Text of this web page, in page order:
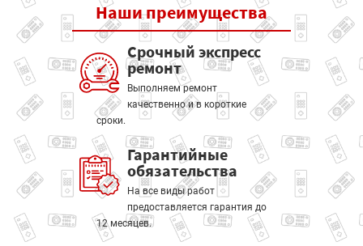
Нашипреимущества
Срочный экспресс
ремонт
Выполняем ремонт
качественно и в короткие
сроки.
Гарантийные
обязательства
На все виды работ
предоставляется гарантия до
12 месяцев.